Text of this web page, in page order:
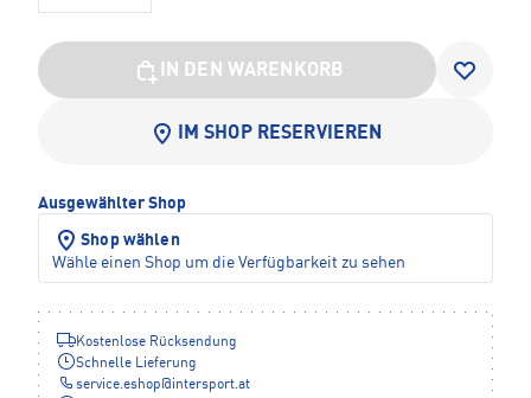
IN DEN WARENKORB
IM SHOP RESERVIEREN
Ausgewählter Shop
Shop wählen
Wähle einen Shop um die Verfügbarkeit zu sehen
Kostenlose Rücksendung
Schnelle Lieferung
service.eshop@intersport.at